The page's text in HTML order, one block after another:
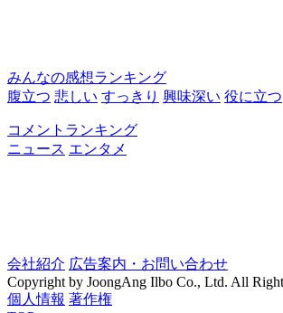
みんなの感想ランキング
腹立つ 悲しい すっきり 興味深い 役に立つ
コメントランキング
ニュース エンタメ
会社紹介 広告案内・お問い合わせ
Copyright by JoongAng Ilbo Co., Ltd. All
個人情報 著作権